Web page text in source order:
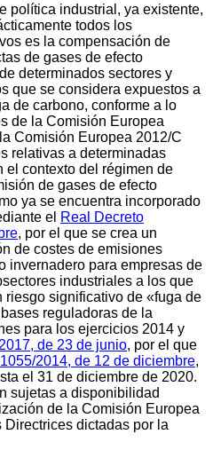
política industrial, ya existente,
todos los
es la compensación de
de gases de efecto
determinados sectores y
que se considera expuestos a
de carbono, conforme a lo
de la Comisión Europea
Comisión Europea 2012/C
relativas a determinadas
el contexto del régimen de
de gases de efecto
ya se encuentra incorporado
el Real Decreto
, por el que se crea un
de costes de emisiones
invernadero para empresas de
industriales a los que
riesgo significativo de «fuga de
reguladoras de la
para los ejercicios 2014 y
de 23 de junio, por el que
2014, de 12 de diciembre,
el 31 de diciembre de 2020.
sujetas a disponibilidad
de la Comisión Europea
dictadas por la